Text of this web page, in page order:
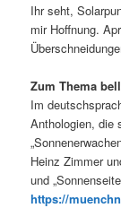
Ihr seht,
mir Hoffnung.
Zum Thema
Im
Anthologien, die
Heinz Zimmer
und
https://